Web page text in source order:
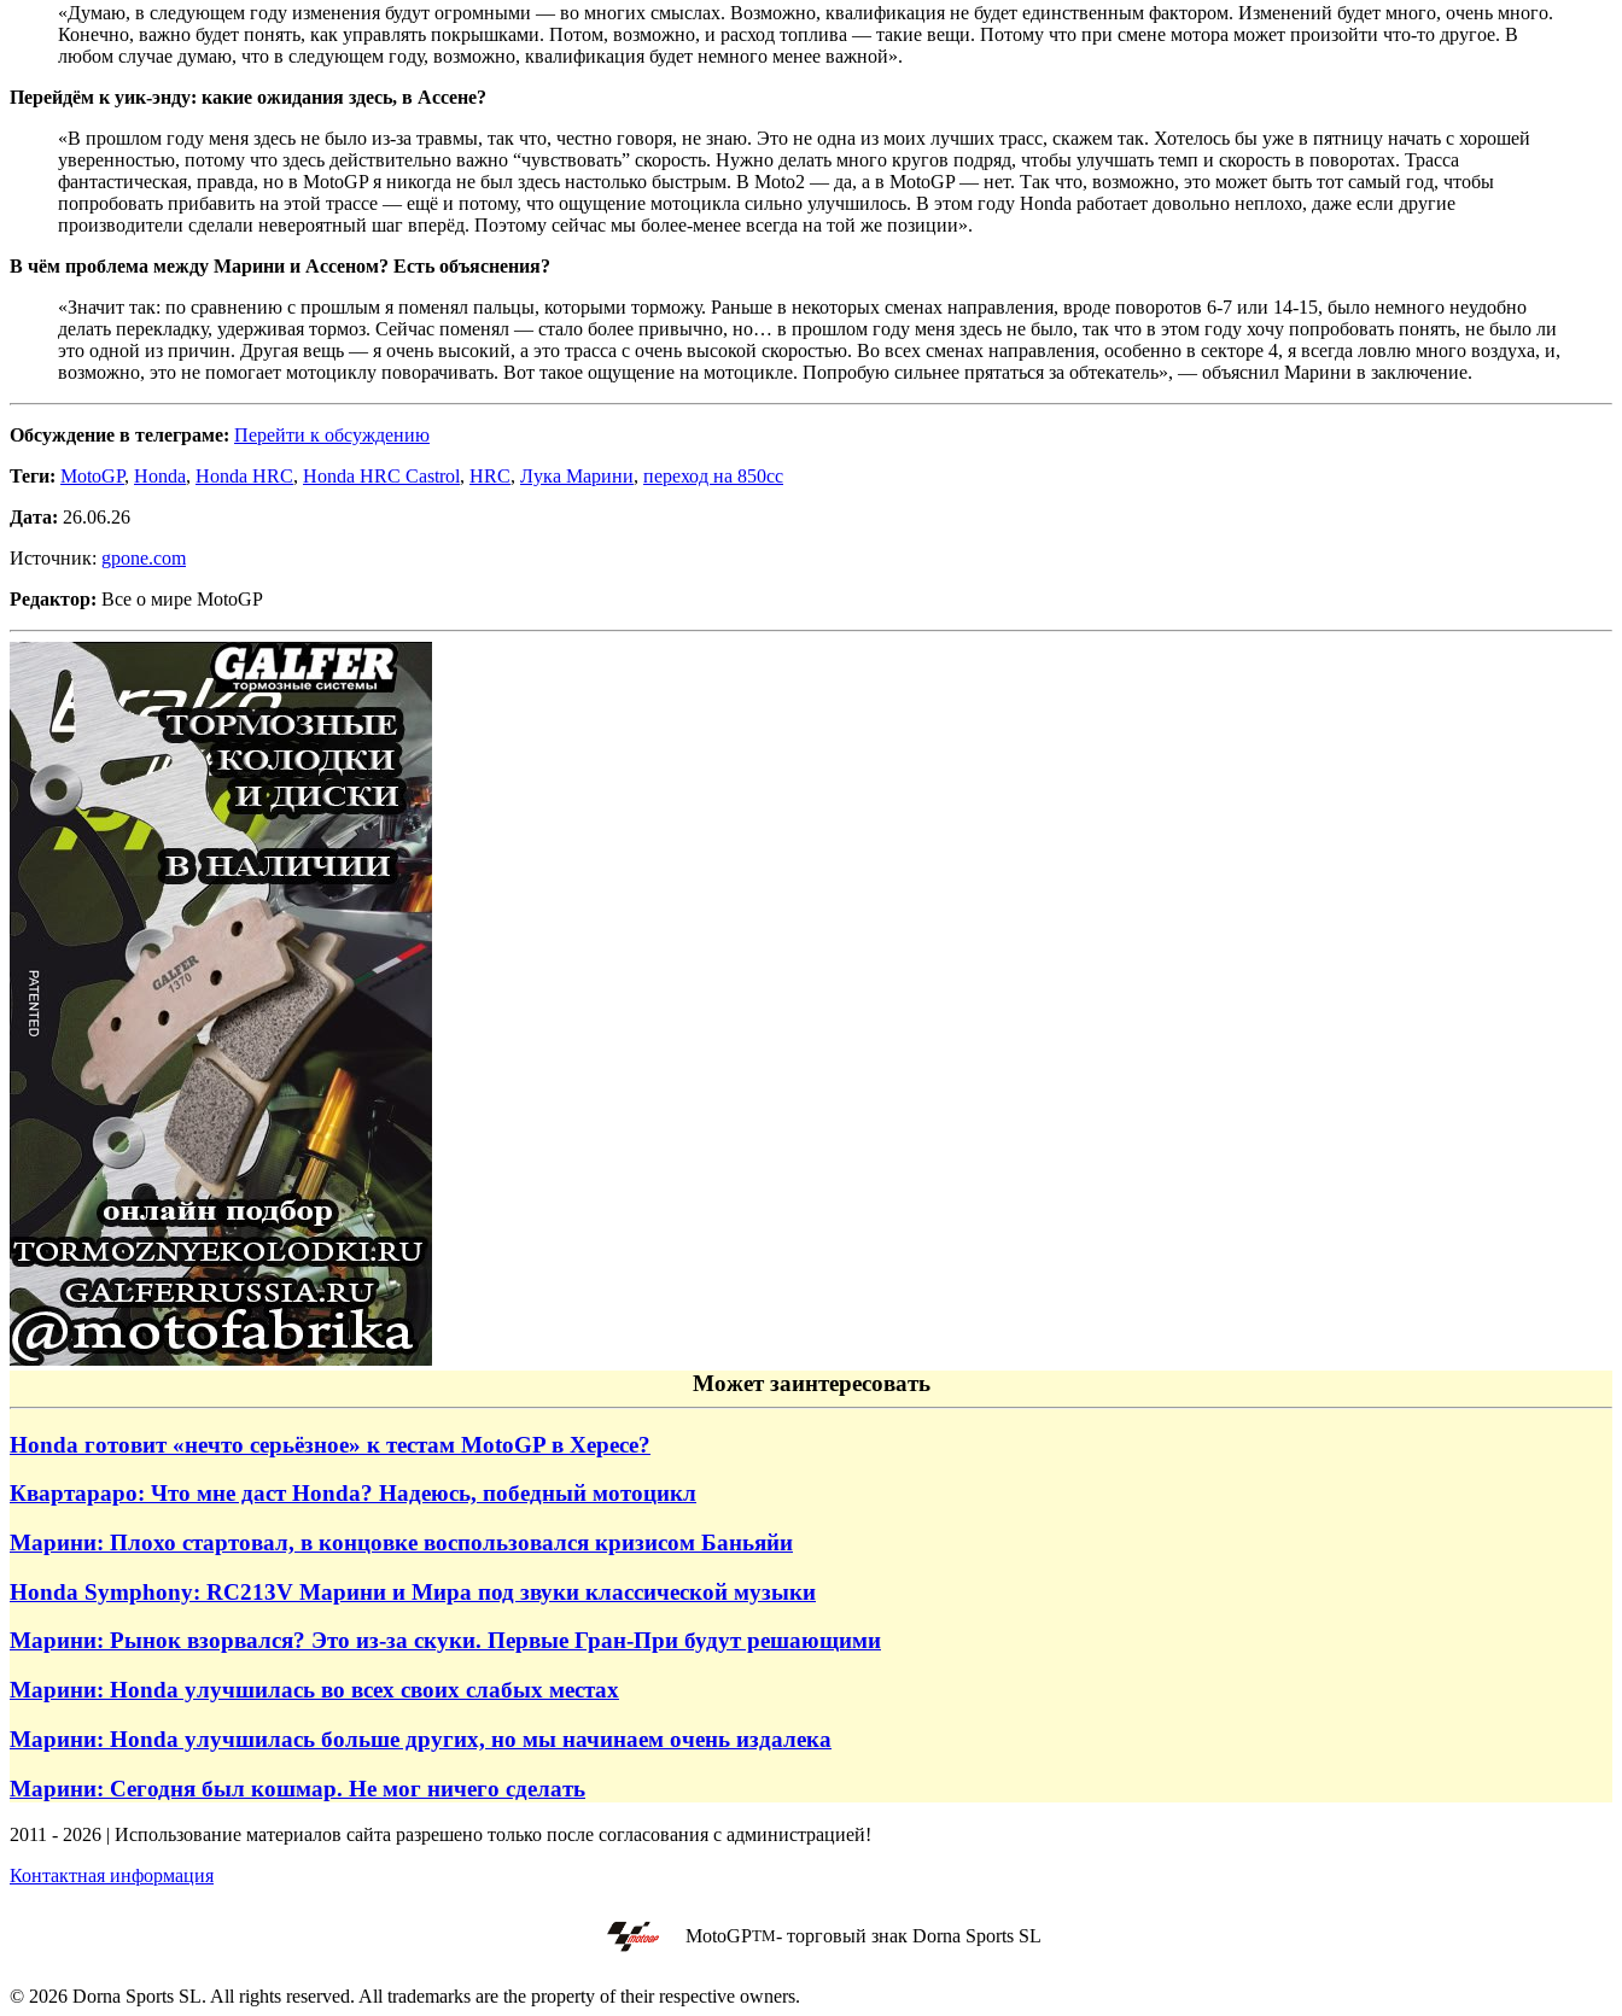
«Думаю, в следующем году изменения будут огромными — во многих смыслах. Возможно, квалификация не будет единственным фактором. Изменений будет много, очень много.
Конечно, важно будет понять, как управлять покрышками. Потом, возможно, и расход топлива — такие вещи. Потому что при смене мотора может произойти что-то другое. В
любом случае думаю, что в следующем году, возможно, квалификация будет немного менее важной».
Перейдём к уик-энду: какие ожидания здесь, в Ассене?
«В прошлом году меня здесь не было из-за травмы, так что, честно говоря, не знаю. Это не одна из моих лучших трасс, скажем так. Хотелось бы уже в пятницу начать с хорошей
уверенностью, потому что здесь действительно важно “чувствовать” скорость. Нужно делать много кругов подряд, чтобы улучшать темп и скорость в поворотах. Трасса
фантастическая, правда, но в MotoGP я никогда не был здесь настолько быстрым. В Moto2 — да, а в MotoGP — нет. Так что, возможно, это может быть тот самый год, чтобы
попробовать прибавить на этой трассе — ещё и потому, что ощущение мотоцикла сильно улучшилось. В этом году Honda работает довольно неплохо, даже если другие
производители сделали невероятный шаг вперёд. Поэтому сейчас мы более-менее всегда на той же позиции».
В чём проблема между Марини и Ассеном? Есть объяснения?
«Значит так: по сравнению с прошлым я поменял пальцы, которыми торможу. Раньше в некоторых сменах направления, вроде поворотов 6-7 или 14-15, было немного неудобно
делать перекладку, удерживая тормоз. Сейчас поменял — стало более привычно, но… в прошлом году меня здесь не было, так что в этом году хочу попробовать понять, не было ли
это одной из причин. Другая вещь — я очень высокий, а это трасса с очень высокой скоростью. Во всех сменах направления, особенно в секторе 4, я всегда ловлю много воздуха, и,
возможно, это не помогает мотоциклу поворачивать. Вот такое ощущение на мотоцикле. Попробую сильнее прятаться за обтекатель», — объяснил Марини в заключение.
Обсуждение в телеграме: Перейти к обсуждению
Теги: MotoGP, Honda, Honda HRC, Honda HRC Castrol, HRC, Лука Марини, переход на 850cc
Дата: 26.06.26
Источник: gpone.com
Редактор: Все о мире MotoGP
Может заинтересовать
Honda готовит «нечто серьёзное» к тестам MotoGP в Хересе?
Квартараро: Что мне даст Honda? Надеюсь, победный мотоцикл
Марини: Плохо стартовал, в концовке воспользовался кризисом Баньяйи
Honda Symphony: RC213V Марини и Мира под звуки классической музыки
Марини: Рынок взорвался? Это из-за скуки. Первые Гран-При будут решающими
Марини: Honda улучшилась во всех своих слабых местах
Марини: Honda улучшилась больше других, но мы начинаем очень издалека
Марини: Сегодня был кошмар. Не мог ничего сделать
2011 - 2026 | Использование материалов сайта разрешено только после согласования с администрацией!
Контактная информация
MotoGPTM- торговый знак Dorna Sports SL
© 2026 Dorna Sports SL. All rights reserved. All trademarks are the property of their respective owners.